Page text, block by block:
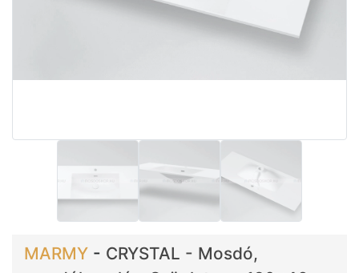
MARMY - CRYSTAL - Mosdó,